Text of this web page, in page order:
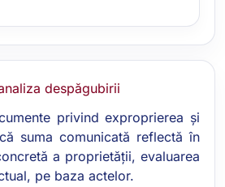
despăgubirii
privind exproprierea și
suma comunicată reflectă în
a proprietății, evaluarea
pe baza actelor.